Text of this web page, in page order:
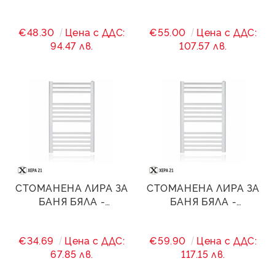
€48.30
Цена с ДДС:
94.47 лв.
€55.00
Цена с ДДС:
107.57 лв.
СТОМАНЕНА ЛИРА ЗА
БАНЯ БЯЛА -
€34.69
Цена с ДДС:
67.85 лв.
СТОМАНЕНА ЛИРА ЗА
БАНЯ БЯЛА -
€59.90
Цена с ДДС:
117.15 лв.